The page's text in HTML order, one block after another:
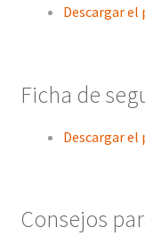
Descargar el
Ficha de
Descargar el
Consejos